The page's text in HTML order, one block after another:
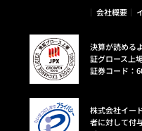
会社概要
決算が読める
証グロース上
証券コード：
株式会社イー
者に対して付